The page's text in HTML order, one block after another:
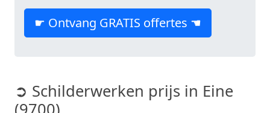
☛ Ontvang GRATIS offertes ☚
➲ Schilderwerken prijs in Eine